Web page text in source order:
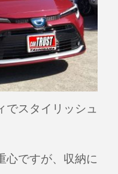
でスタイリッシュ
心ですが、収納に